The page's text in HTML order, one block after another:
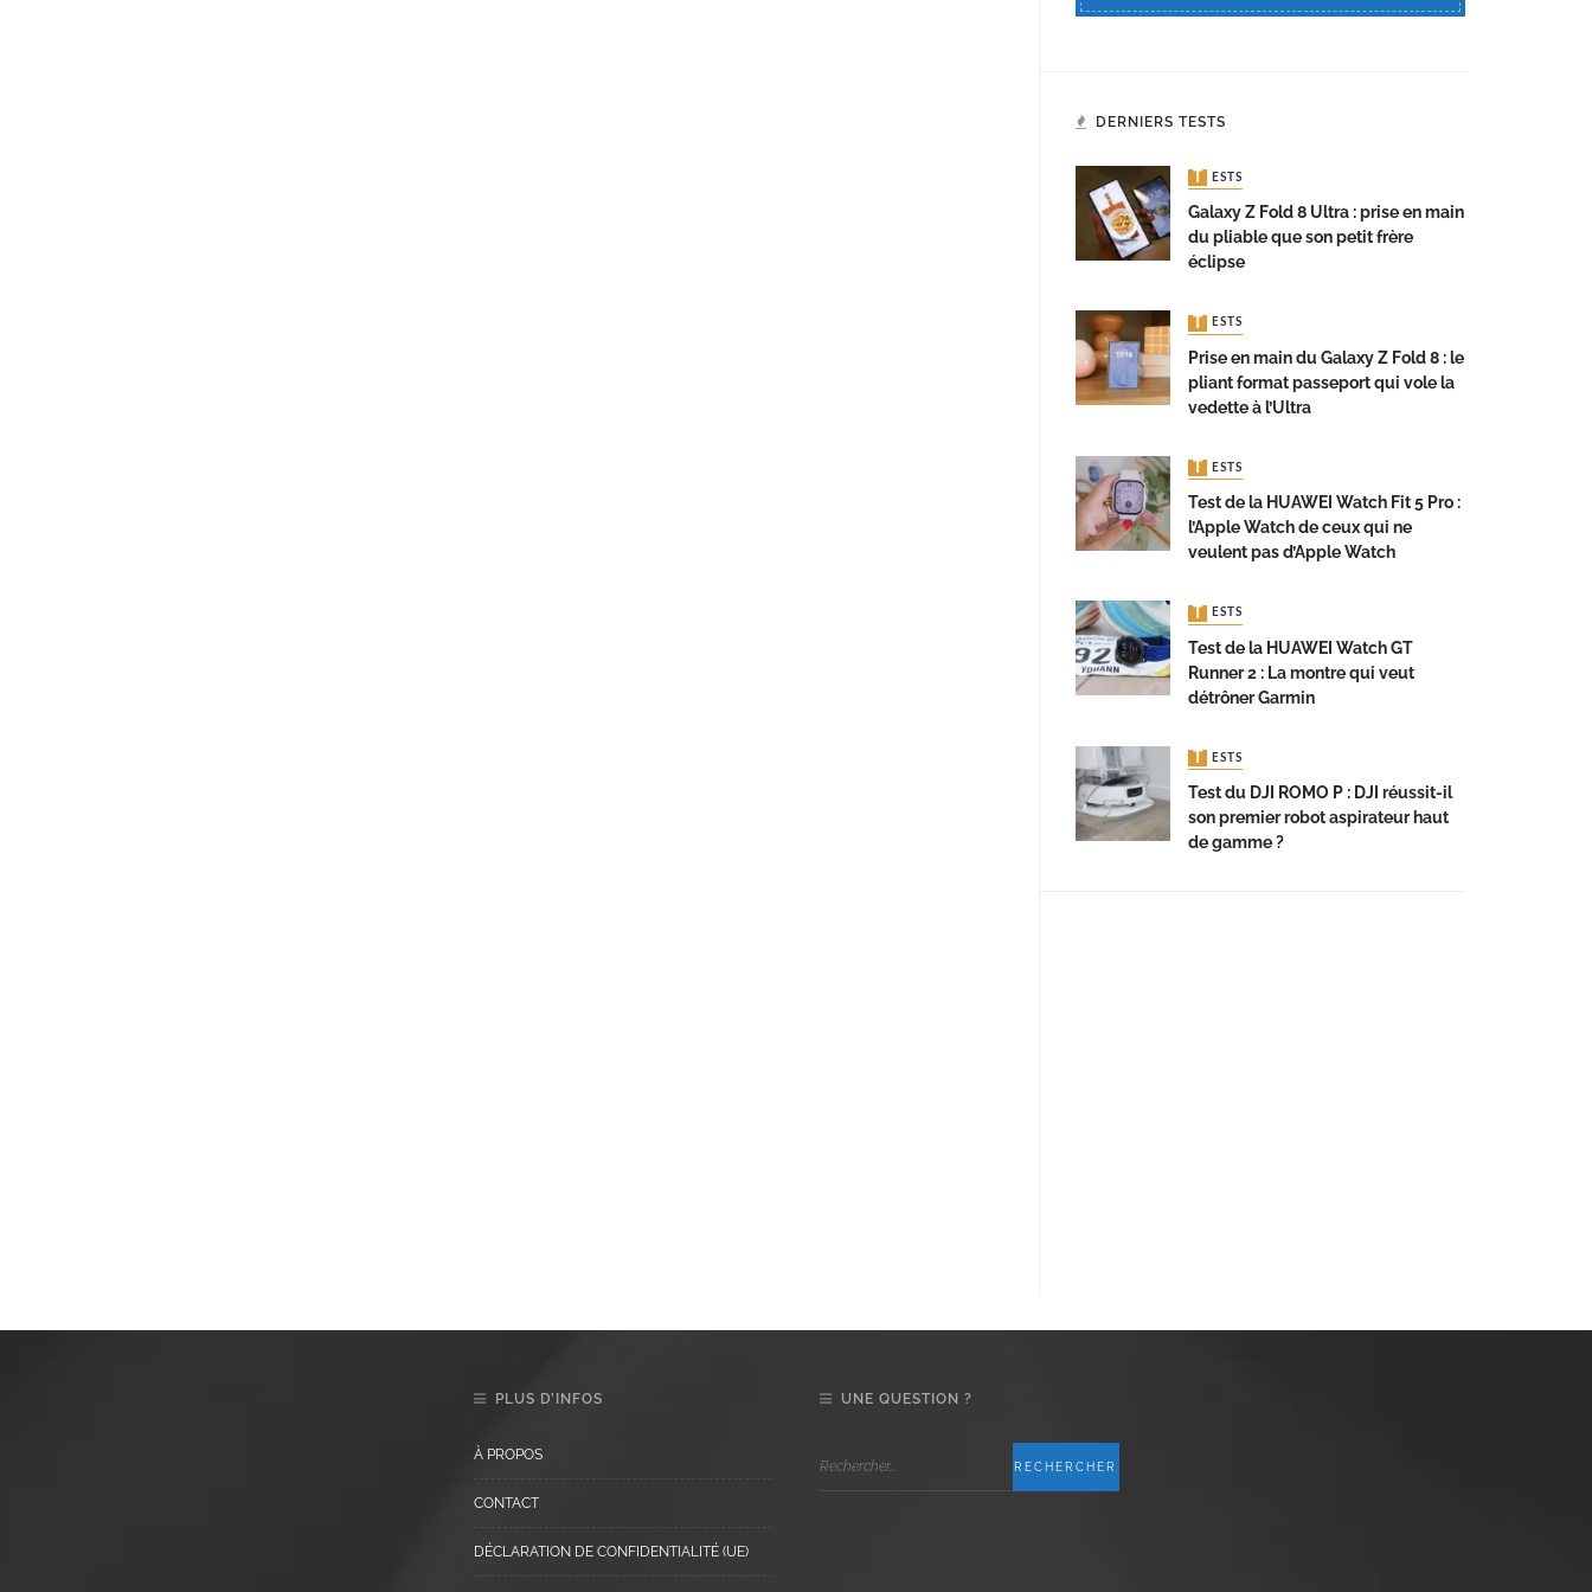
DERNIERS TESTS
TESTS
Galaxy Z Fold 8 Ultra : prise en main
du pliable que son petit frère
éclipse
TESTS
Prise en main du Galaxy Z Fold 8 : le
pliant format passeport qui vole la
vedette à l’Ultra
TESTS
Test de la HUAWEI Watch Fit 5 Pro :
l’Apple Watch de ceux qui ne
veulent pas d’Apple Watch
TESTS
Test de la HUAWEI Watch GT
Runner 2 : La montre qui veut
détrôner Garmin
TESTS
Test du DJI ROMO P : DJI réussit-il
son premier robot aspirateur haut
de gamme ?
PLUS D’INFOS
À PROPOS
CONTACT
DÉCLARATION DE CONFIDENTIALITÉ (UE)
UNE QUESTION ?